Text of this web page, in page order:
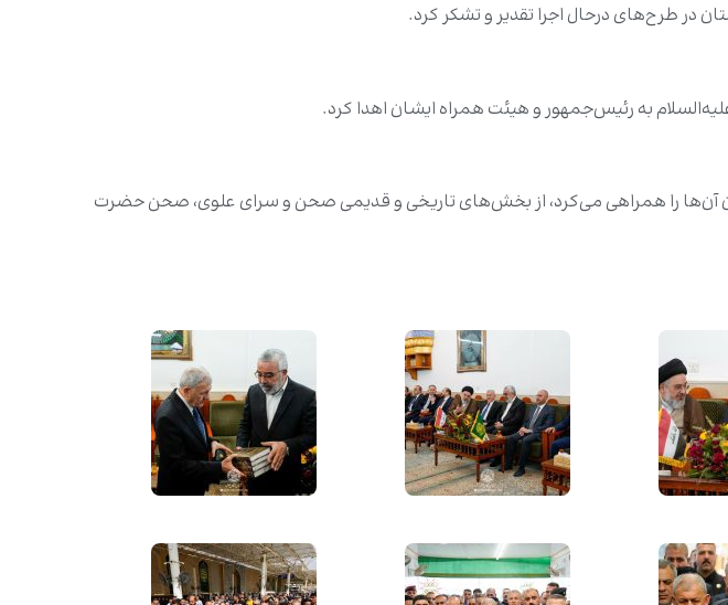
در طرح‌های درحال اجرا تقدیر و تشکر کرد.
به رئیس‌جمهور و هیئت همراه ایشان اهدا کرد.
را همراهی می‌کرد، از بخش‌های تاریخی و قدیمی صحن و سرای علوی، صحن حضرت